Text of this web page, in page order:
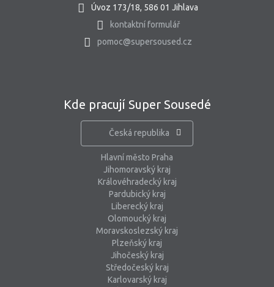
Úvoz 173/18, 586 01 Jihlava
kontaktní formulář
pomoc@supersoused.cz
Kde pracují Super Sousedé
Česká republika
Hlavní město Praha
Jihomoravský kraj
Královéhradecký kraj
Pardubický kraj
Liberecký kraj
Olomoucký kraj
Moravskoslezský kraj
Plzeňský kraj
Jihočeský kraj
Středočeský kraj
Karlovarský kraj